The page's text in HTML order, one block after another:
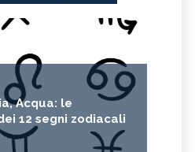
Acqua: le
12 segni zodiacali